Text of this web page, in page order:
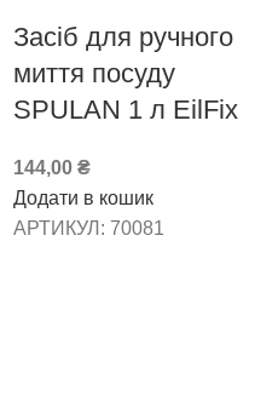
Засіб для ручного
миття посуду
SPULAN 1 л EilFix
144,00 ₴
Додати в кошик
АРТИКУЛ: 70081